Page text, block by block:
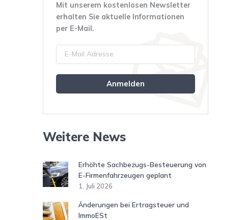
Mit unserem kostenlosen Newsletter
erhalten Sie aktuelle Informationen
per E-Mail.
Weitere News
Erhöhte Sachbezugs-Besteuerung von
E-Firmenfahrzeugen geplant
1. Juli 2026
Änderungen bei Ertragsteuer und
ImmoESt